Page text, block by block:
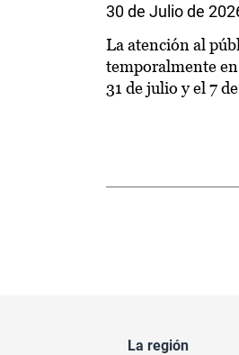
30 de Julio de
La atención al
temporalmente
31 de julio y el 7
La región